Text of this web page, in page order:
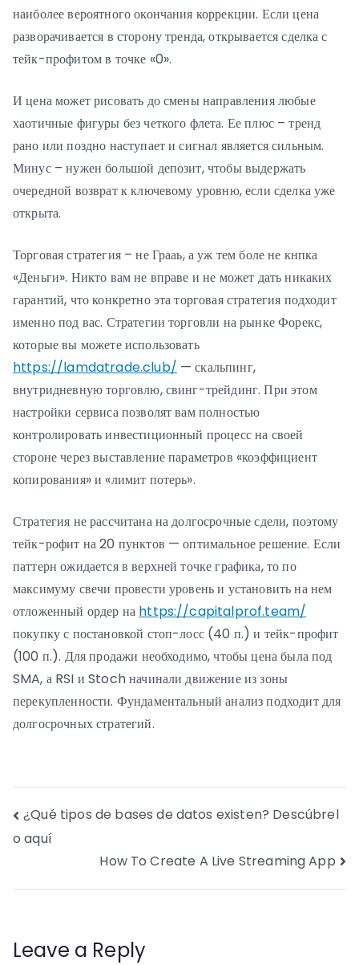
наиболее вероятного окончания коррекции. Если цена
разворачивается в сторону тренда, открывается сделка с
тейк-профитом в точке «0».
И цена может рисовать до смены направления любые
хаотичные фигуры без четкого флета. Ее плюс – тренд
рано или поздно наступает и сигнал является сильным.
Минус – нужен большой депозит, чтобы выдержать
очередной возврат к ключевому уровню, если сделка уже
открыта.
Торговая стратегия – не Грааь, а уж тем боле не кнпка
«Деньги». Никто вам не вправе и не может дать никаких
гарантий, что конкретно эта торговая стратегия подходит
именно под вас. Стратегии торговли на рынке Форекс,
которые вы можете использовать
https://lamdatrade.club/ — скальпинг,
внутридневную торговлю, свинг-трейдинг. При этом
настройки сервиса позволят вам полностью
контролировать инвестиционный процесс на своей
стороне через выставление параметров «коэффициент
копирования» и «лимит потерь».
Стратегия не рассчитана на долгосрочные сдели, поэтому
тейк-рофит на 20 пунктов — оптимальное решение. Если
паттерн ожидается в верхней точке графика, то по
максимуму свечи провести уровень и установить на нем
отложенный ордер на https://capitalprof.team/
покупку с постановкой стоп-лосс (40 п.) и тейк-профит
(100 п.). Для продажи необходимо, чтобы цена была под
SMA, а RSI и Stoch начинали движение из зоны
перекупленности. Фундаментальный анализ подходит для
долгосрочных стратегий.
Post
navigation
¿Qué tipos de bases de datos existen? Descúbrel
o aquí
How To Create A Live Streaming App
Leave a Reply